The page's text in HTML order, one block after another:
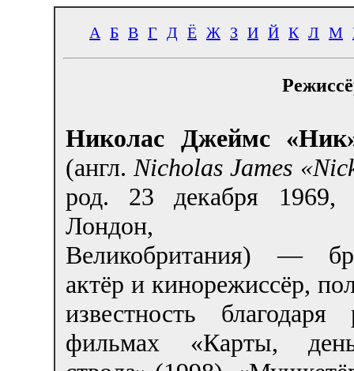
А Б В Г Д Ё Ж З И Й К Л М
Николас Джеймс
(англ. Nicholas James
род. 23 декабря 1969,
Лондон,
Великобритания) —
актёр и кинорежиссёр,
известность
фильмах «Карты,